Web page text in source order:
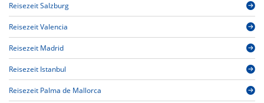
Reisezeit Salzburg
Reisezeit Valencia
Reisezeit Madrid
Reisezeit Istanbul
Reisezeit Palma de Mallorca